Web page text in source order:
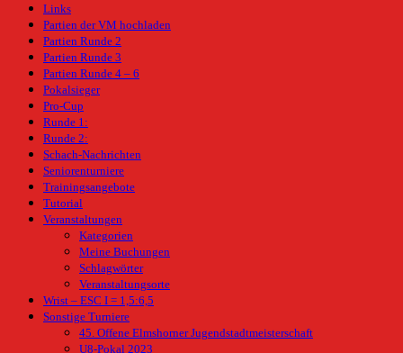
Links
Partien der VM hochladen
Partien Runde 2
Partien Runde 3
Partien Runde 4 – 6
Pokalsieger
Pro-Cup
Runde 1:
Runde 2:
Schach-Nachrichten
Seniorenturniere
Trainingsangebote
Tutorial
Veranstaltungen
Kategorien
Meine Buchungen
Schlagwörter
Veranstaltungsorte
Wrist – ESC I = 1,5:6,5
Sonstige Turniere
45. Offene Elmshorner Jugendstadtmeisterschaft
U8-Pokal 2023